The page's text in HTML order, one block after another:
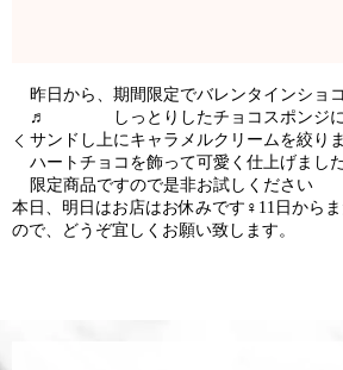
昨日から、期間限定でバレンタインショ
♬ しっとりしたチョコスポンジに
サンドし上にキャラメルクリーム
ハートチョコを飾って可愛く仕上げ
限定商品ですので是非お試しく
本日、明日はお店はお休みです‍♀️11日から
ので、どうぞ宜しくお願い致します。